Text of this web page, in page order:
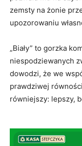
zemsty na żonie
upozorowaniu
„Biały” to gorzka
niespodziewanych
dowodzi, że we
prawdziwej
równiejszy: lepszy,